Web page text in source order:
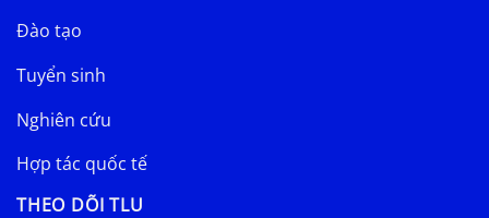
Đào tạo
Tuyển sinh
Nghiên cứu
Hợp tác quốc tế
THEO DÕI TLU